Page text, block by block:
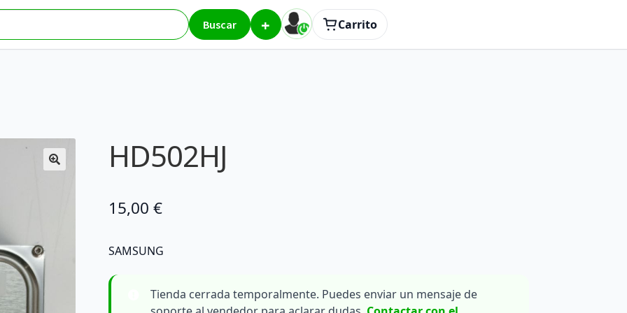
Buscar + Carrito
HD502HJ
15,00 €
SAMSUNG
Tienda cerrada temporalmente. Puedes enviar un mensaje de